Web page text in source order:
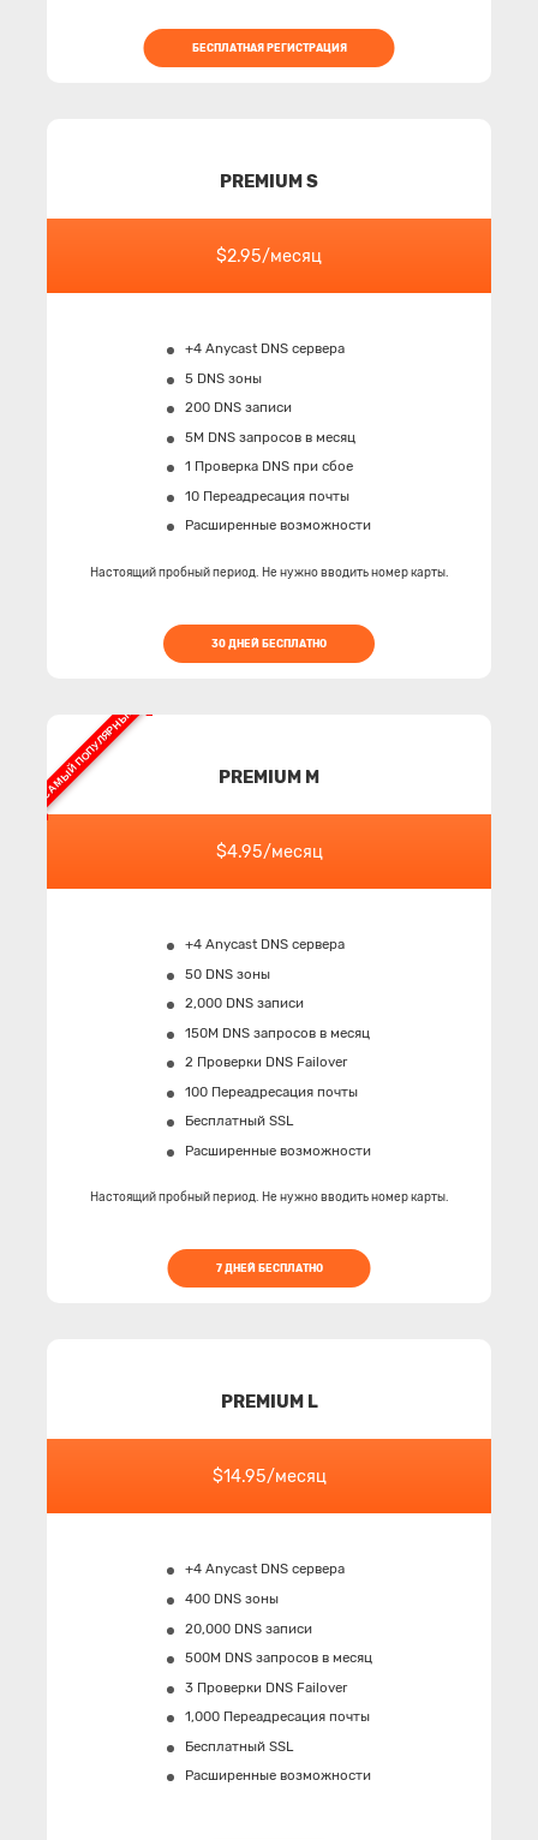
БЕСПЛАТНАЯ РЕГИСТРАЦИЯ
PREMIUM S
$2.95/месяц
+4 Anycast DNS сервера
5 DNS зоны
200 DNS записи
5M DNS запросов в месяц
1 Проверка DNS при сбое
10 Переадресация почты
Расширенные возможности
Настоящий пробный период. Не нужно вводить номер карты.
30 ДНЕЙ БЕСПЛАТНО
САМЫЙ ПОПУЛЯРНЫЙ PREMIUM M
$4.95/месяц
+4 Anycast DNS сервера
50 DNS зоны
2,000 DNS записи
150M DNS запросов в месяц
2 Проверки DNS Failover
100 Переадресация почты
Бесплатный SSL
Расширенные возможности
Настоящий пробный период. Не нужно вводить номер карты.
7 ДНЕЙ БЕСПЛАТНО
PREMIUM L
$14.95/месяц
+4 Anycast DNS сервера
400 DNS зоны
20,000 DNS записи
500M DNS запросов в месяц
3 Проверки DNS Failover
1,000 Переадресация почты
Бесплатный SSL
Расширенные возможности